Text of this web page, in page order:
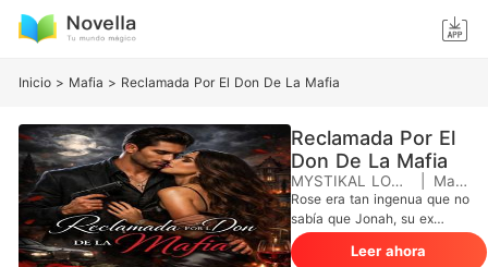
Inicio > Mafia > Reclamada Por El Don De La Mafia
Reclamada Por El
Don De La Mafia
MYSTIKAL LONER Mafia
Rose era tan ingenua que no
sabía que Jonah, su ex
prometido, la estaba
engañando incluso antes del
Leer ahora